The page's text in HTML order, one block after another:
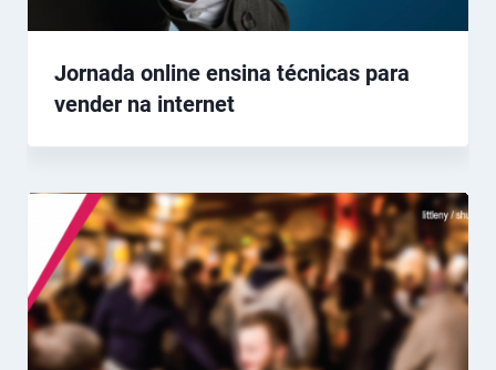
Jornada online ensina técnicas para
vender na internet